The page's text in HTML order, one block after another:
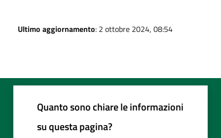
Ultimo aggiornamento: 2 ottobre 2024, 08:54
Quanto sono chiare le informazioni
su questa pagina?